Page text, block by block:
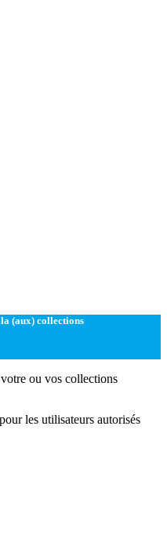
(aux) collections
ou vos collections
les utilisateurs autorisés